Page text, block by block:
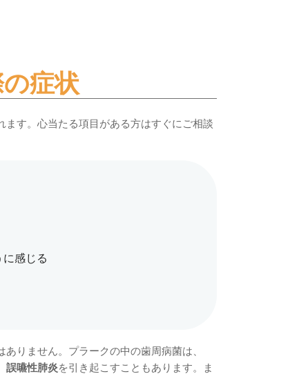
症状
す。心当たる項目がある方はすぐにご相談
感じる
りません。プラークの中の歯周病菌は、
誤嚥性肺炎を引き起こすこともあります。ま